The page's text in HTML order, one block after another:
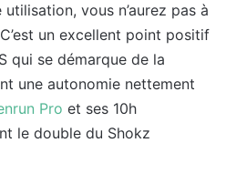
vous n’aurez pas à
un excellent point positif
qui se démarque de la
une autonomie nettement
Pro et ses 10h
le double du Shokz